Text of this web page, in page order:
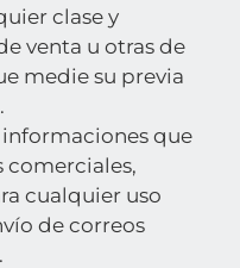
clase y
venta u otras de
medie su previa
informaciones que
comerciales,
cualquier uso
de correos